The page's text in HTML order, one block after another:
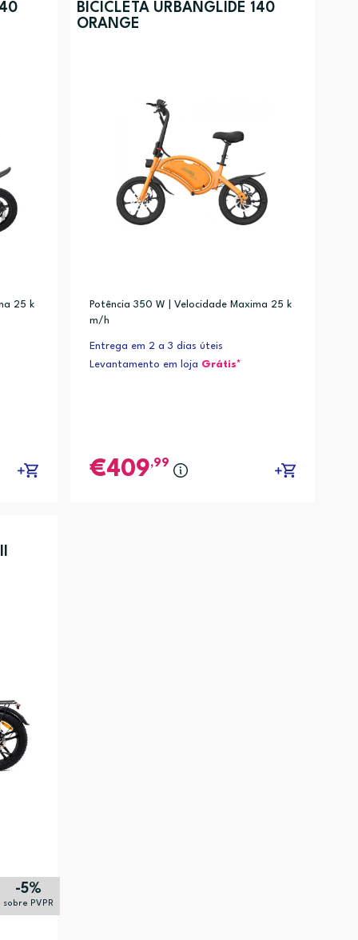
25 k
BICICLETA URBANGLIDE 140
ORANGE
Potência 350 W | Velocidade Maxima 25 k
m/h
Entrega em 2 a 3 dias úteis
Levantamento em loja Grátis*
409,99
-5%
sobre PVPR